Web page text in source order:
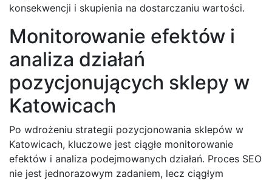
konsekwencji i skupienia na dostarczaniu wartości.
Monitorowanie efektów i
analiza działań
pozycjonujących sklepy w
Katowicach
Po wdrożeniu strategii pozycjonowania sklepów w
Katowicach, kluczowe jest ciągłe monitorowanie
efektów i analiza podejmowanych działań. Proces SEO
nie jest jednorazowym zadaniem, lecz ciągłym